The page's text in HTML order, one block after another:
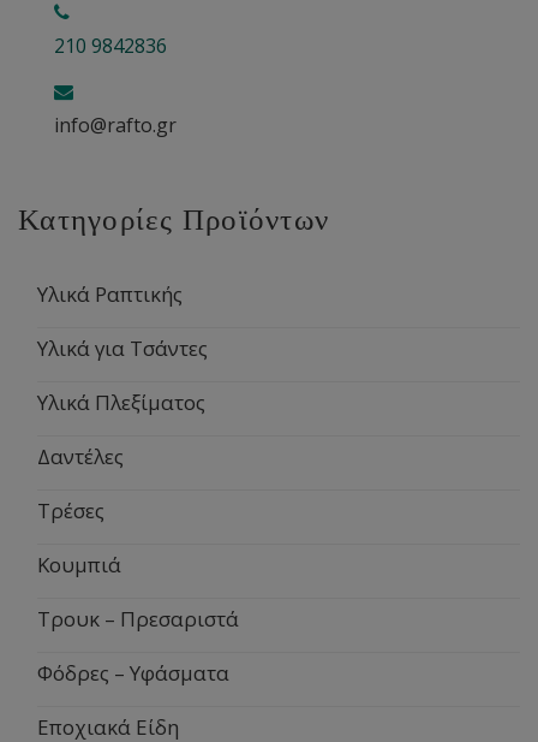
210 9842836
info@rafto.gr
Κατηγορίες Προϊόντων
Υλικά Ραπτικής
Υλικά για Τσάντες
Υλικά Πλεξίματος
Δαντέλες
Τρέσες
Κουμπιά
Τρουκ – Πρεσαριστά
Φόδρες – Υφάσματα
Εποχιακά Είδη